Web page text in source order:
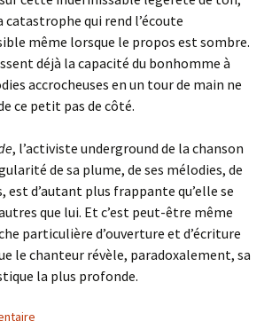
catastrophe qui rend l’écoute
même lorsque le propos est sombre.
déjà la capacité du bonhomme à
accrocheuses en un tour de main ne
ce petit pas de côté.
, l’activiste underground de la chanson
de sa plume, de ses mélodies, de
est d’autant plus frappante qu’elle se
que lui. Et c’est peut-être même
particulière d’ouverture et d’écriture
le chanteur révèle, paradoxalement, sa
la plus profonde.